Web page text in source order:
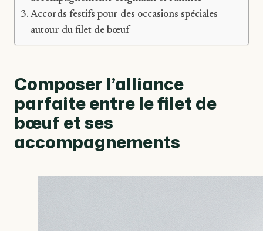
Accords festifs pour des occasions spéciales
autour du filet de bœuf
Composer l’alliance
parfaite entre le filet de
bœuf et ses
accompagnements